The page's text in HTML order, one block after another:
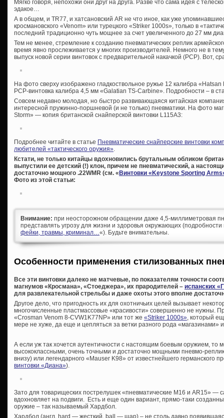
Мягко говоря, непохожи они друг на друга. Разве что сама идея с
эдакое…
А в общем, и TR77, и хатсановский AR не что иное, как уже
кросмановского «Venom» или турецкого «Striker 1000s», только в
последний традиционно чуть мощнее за счет увеличенного до 27 мм
Тем не менее, стремление к созданию пневматических реплик
время явно прослеживается у многих производителей. Немного не в
выпуск новой серии винтовок с предварительной накачкой (PCP). Вот,
На фото сверху изображено гладкоствольное ружье 12 калибра «Hatsan
PCP-винтовка калибра 4,5 мм «Galatian TS-Carbine». Подробности – в
Совсем недавно молодая, но быстро развивающаяся китайская
интересной пружинно-поршневой (и не только) пневматики. На фото
Storm» — копия британской снайперской винтовки L115A3:
Подробнее читайте в статье Пневматические снайперские винтовки
любителей «тактического оружия»
Кстати, не только китайцы вдохновились брутальным обликом
выпустили ее детский (!) клон, причем не пневматический, а
достаточно мощного .22WMR (см. «Винтовки «Keystone Sporting
Фото из этой статьи:
Внимание: при неосторожном обращении даже 4,5-миллиметровая
представлять угрозу для жизни и здоровья окружающих (подробности
фейки, травмы, криминал… «). Будьте внимательны.
Особенности применения стилизованных
Все эти винтовки далеко не матчевые, по показателям точности
магнумов «Кросмана», «Стоеджера», их прародителей – испанских
для развлекательной стрельбы и даже охоты этого вполне
Другое дело, что пригодность их для охотничьих целей вызывает
многочисленные пластмассовые «красивости» совершенно не нужны.
«Crosman Venom 8-CVW1K77NP» или тот же «Striker 1000s» , который
мере не хуже, да еще и цепляться за ветки разного рода «магазинами»
А если уж так хочется аутентичности с настоящим боевым оружием, то
высококлассными, очень точными и достаточно мощными пневмо-
внизу) или легендарного «Mauser K98» от известнейшего германского
винтовки «Диана»).
Зато для товарищеских пострелушек «пневматические М16 и AR15» —
вдохновляет на подвиги. Есть и еще один вариант, прямо-таки
оружие – так называемый Хардбол.
Хардбол (англ. hard — жесткий, ball — шар) – не столь давно